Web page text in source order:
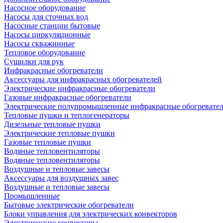
Насосное оборудование
Насосы для сточных вод
Насосные станции бытовые
Насосы циркуляционные
Насосы скважинные
Тепловое оборудование
Сушилки для рук
Инфракрасные обогреватели
Аксессуары для инфракрасных обогревателей
Электрические инфракрасные обогреватели
Газовые инфракрасные обогреватели
Электрические полупромышленные инфракрасные
Тепловые пушки и теплогенераторы
Дизельные тепловые пушки
Электрические тепловые пушки
Газовые тепловые пушки
Водяные тепловентиляторы
Водяные тепловентиляторы
Воздушные и тепловые завесы
Аксессуары для воздушных завес
Воздушные и тепловые завесы
Промышленные
Бытовые электрические обогреватели
Блоки управления для электрических конвекторов